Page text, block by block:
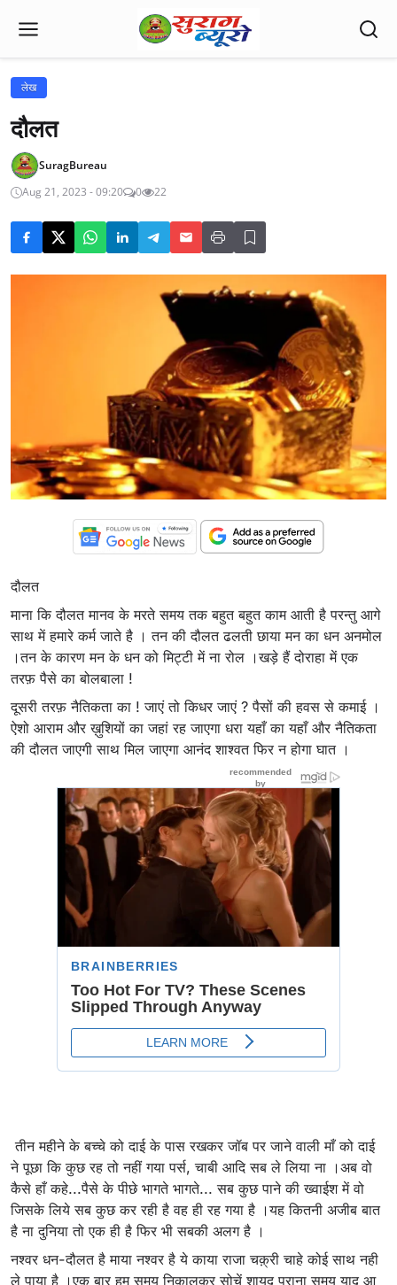
लेख
दौलत
SuragBureau
Aug 21, 2023 - 09:20
0 22
दौलत
माना कि दौलत मानव के मरते समय तक बहुत बहुत काम आती है परन्तु आगे
साथ में हमारे कर्म जाते है । तन की दौलत ढलती छाया मन का धन अनमोल
।तन के कारण मन के धन को मिट्टी में ना रोल ।खड़े हैं दोराहा में एक
तरफ़ पैसे का बोलबाला !
दूसरी तरफ़ नैतिकता का ! जाएं तो किधर जाएं ? पैसों की हवस से कमाई ।
ऐशो आराम और ख़ुशियों का जहां रह जाएगा धरा यहाँ का यहाँ और नैतिकता
की दौलत जाएगी साथ मिल जाएगा आनंद शाश्वत फिर न होगा घात ।
तीन महीने के बच्चे को दाई के पास रखकर जॉब पर जाने वाली माँ को दाई
ने पूछा कि कुछ रह तो नहीं गया पर्स, चाबी आदि सब ले लिया ना ।अब वो
कैसे हाँ कहे...पैसे के पीछे भागते भागते... सब कुछ पाने की ख्वाईश में वो
जिसके लिये सब कुछ कर रही है वह ही रह गया है ।यह कितनी अजीब बात
है ना दुनिया तो एक ही है फिर भी सबकी अलग है ।
नश्वर धन-दौलत है माया नश्वर है ये काया राजा चक़्री चाहे कोई साथ नही
ले पाया है ।एक बार हम समय निकालकर सोचें शायद पुराना समय याद आ